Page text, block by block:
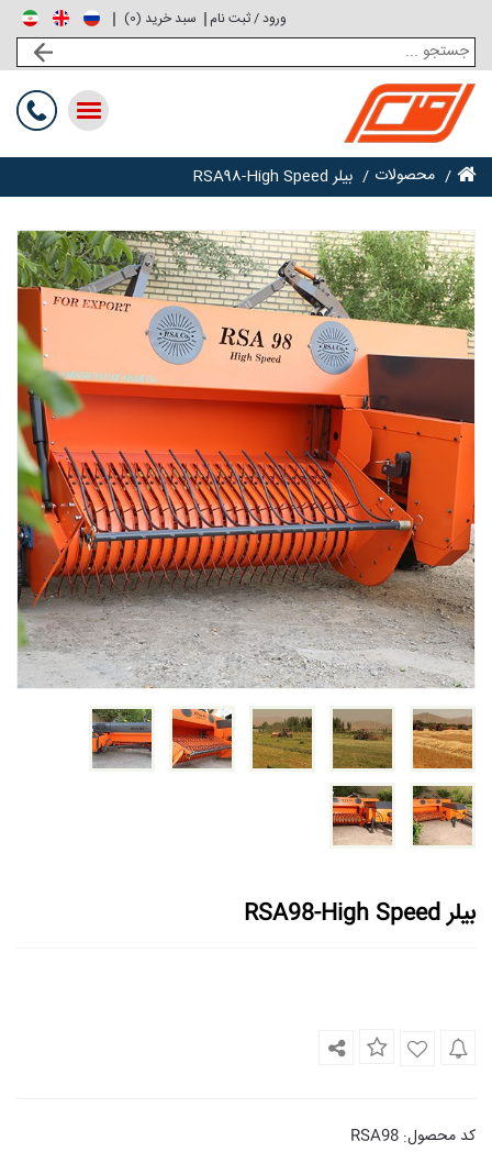
سبد خرید (0
) ورود / ثبت نام
Toggle
محصولات
بیلر RSA98-High Speed
بیلر RSA98-High Speed
کد محصول:
RSA98